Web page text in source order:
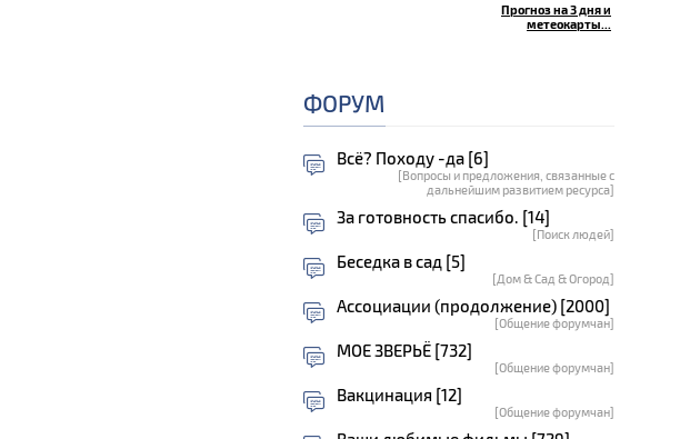
Прогноз на 3 дня и
метеокарты...
ФОРУМ
Всё? Походу -да [6]
[Вопросы и предложения, связанные с
дальнейшим развитием ресурса]
За готовность спасибо. [14]
[Поиск людей]
Беседка в сад [5]
[Дом & Сад & Огород]
Ассоциации (продолжение) [2000]
[Общение форумчан]
МОЕ ЗВЕРЬЁ [732]
[Общение форумчан]
Вакцинация [12]
[Общение форумчан]